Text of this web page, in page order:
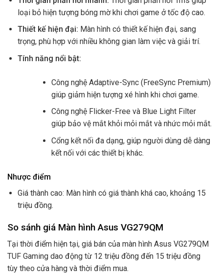
loại bỏ hiện tượng bóng mờ khi chơi game ở tốc độ cao.
Thiết kế hiện đại: Màn hình có thiết kế hiện đại, sang
trọng, phù hợp với nhiều không gian làm việc và giải trí.
Tính năng nổi bật:
Công nghệ Adaptive-Sync (FreeSync Premium)
giúp giảm hiện tượng xé hình khi chơi game.
Công nghệ Flicker-Free và Blue Light Filter
giúp bảo vệ mắt khỏi mỏi mắt và nhức mỏi mắt.
Cổng kết nối đa dạng, giúp người dùng dễ dàng
kết nối với các thiết bị khác.
Nhược điểm
Giá thành cao: Màn hình có giá thành khá cao, khoảng 15
triệu đồng.
So sánh giá Màn hình Asus VG279QM
Tại thời điểm hiện tại, giá bán của màn hình Asus VG279QM
TUF Gaming dao động từ 12 triệu đồng đến 15 triệu đồng
tùy theo cửa hàng và thời điểm mua.